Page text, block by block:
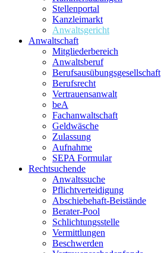
Stellenportal
Kanzleimarkt
Anwaltsgericht
Anwaltschaft
Mitgliederbereich
Anwaltsberuf
Berufsausübungs­gesellschaft
Berufsrecht
Vertrauensanwalt
beA
Fachanwaltschaft
Geldwäsche
Zulassung
Aufnahme
SEPA Formular
Rechtsuchende
Anwaltssuche
Pflichtverteidigung
Abschiebehaft-Beistände
Berater-Pool
Schlichtungsstelle
Vermittlungen
Beschwerden